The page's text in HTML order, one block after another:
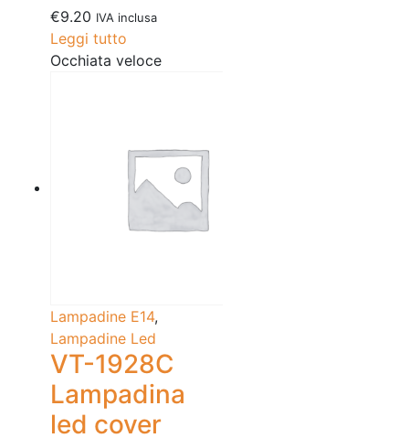
€9.20 IVA inclusa
Leggi tutto
Occhiata veloce
Lampadine E14,
Lampadine Led
VT-1928C
Lampadina
led cover